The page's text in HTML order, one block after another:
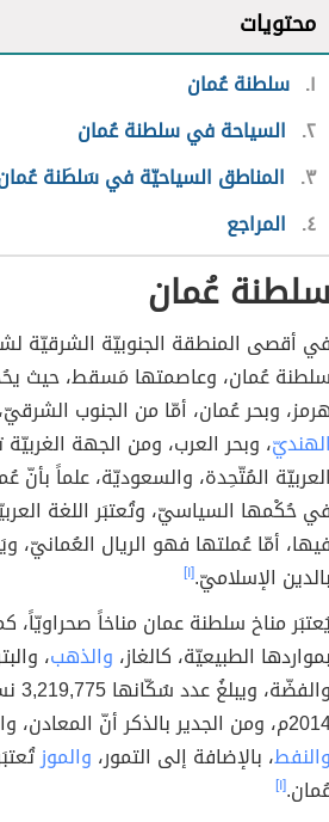
محتويات
١ سلطنة عُمان
٢ السياحة في سلطنة عُمان
٣ المناطق السياحيّة في سَلطَنة
٤ المراجع
سلطنة عُمان
في أقصى المنطقة الجنوبيّة الشرقيّة
سلطنة عُمان، وعاصمتها مَسقط، حيث
هرمز، وبحر عُمان، أمّا من الجنوب
الهنديّ، وبحر العرب، ومن الجهة
العربيّة المُتّحِدة، والسعوديّة، علماً
في حُكْمها السياسيّ، وتُعتبَر اللغة
فيها، أمّا عُملتها فهو الريال
بالدين الإسلاميّ.[١]
مناخ سلطنة عمان مناخاً صحراويّاً،
بمواردها الطبيعيّة، كالغاز، والذهب،
بالذكر أنّ المعادن، والأسماك، والغاز الطبيعيّ،
والنفط، بالإضافة إلى التمور، والموز
[١]